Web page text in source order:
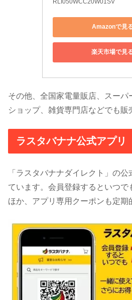
RLI050WCC20W01SV
Amazonで見
楽天市場で見
その他、全国家電量販店、スー
ショップ、雑貨専門店などでも販
ラスタバナナ公式アプリ
「ラスタバナナダイレクト」の
ています。会員登録するといつで
ほか、アプリ専用クーポンも定期